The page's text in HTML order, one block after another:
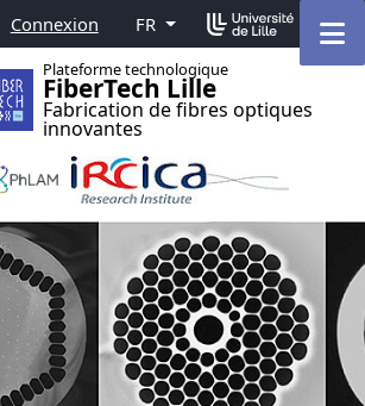
Connexion FR
Plateforme technologique
FiberTech Lille
Fabrication de fibres optiques
innovantes